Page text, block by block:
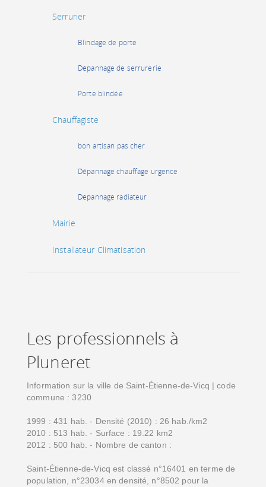
Serrurier
Blindage de porte
Dépannage de serrurerie
Porte blindée
Chauffagiste
bon artisan pas cher
Dépannage chauffage urgence
Dépannage radiateur
Mairie
Installateur Climatisation
Les professionnels à
Pluneret
Information sur la ville de Saint-Étienne-de-Vicq | code
commune : 3230
1999 : 431 hab. - Densité (2010) : 26 hab./km2
2010 : 513 hab. - Surface : 19.22 km2
2012 : 500 hab. - Nombre de canton :
Saint-Étienne-de-Vicq est classé n°16401 en terme de
population, n°23034 en densité, n°8502 pour la